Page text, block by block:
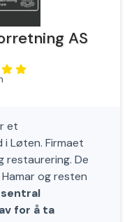
AS
et
Løten. Firmaet
restaurering. De
og resten
for å ta